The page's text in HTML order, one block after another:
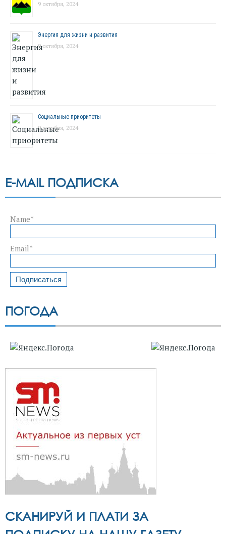
9 октября, 2024
Энергия для жизни и развития
9 октября, 2024
Социальные приоритеты
9 октября, 2024
E-MAIL ПОДПИСКА
Name*
Email*
ПОГОДА
СКАНИРУЙ И ПЛАТИ ЗА